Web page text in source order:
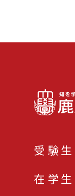
受験生
在学生